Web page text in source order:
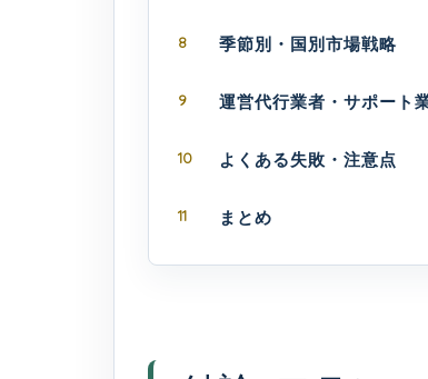
8 季節別・国別市場戦略
9 運営代行業者・サポート
10 よくある失敗・注意点
11 まとめ